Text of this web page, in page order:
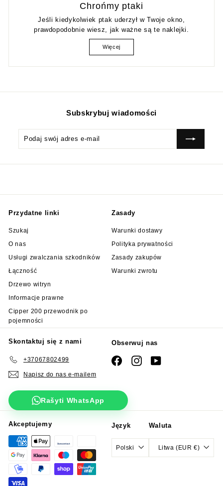
Chrońmy ptaki
Jeśli kiedykolwiek ptak uderzył w Twoje okno,
prawdopodobnie wiesz, jak ważne są te naklejki.
Więcej
Subskrybuj wiadomości
Podaj
e-
Subskrybować
Przydatne linki
Szukaj
O nas
Usługi zwalczania szkodników
Łączność
Drzewo witryn
Informacje prawne
Cipper 200 przewodnik po
pojemności
Zasady
Warunki dostawy
Polityka prywatności
Zasady zakupów
Warunki zwrotu
Skontaktuj się z nami
+37067802499
Napisz do nas e-mailem
Obserwuj nas
FacebookInstagram
Rašyti WhatsApp
Akceptujemy Język
Polski
Waluta
Litwa (EUR €)